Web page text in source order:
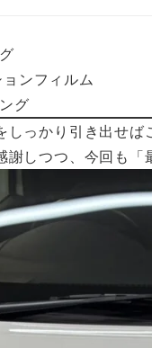
ンフィルム
グ
っかり引き出せば
しつつ、今回も「